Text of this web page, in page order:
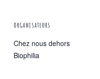
ORGANISATEURS
Chez nous dehors
Biophilia